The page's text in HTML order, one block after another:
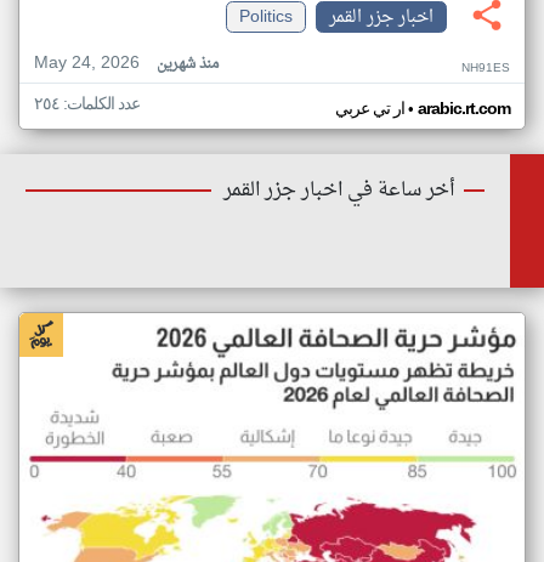
اخبار جزر القمر
Politics
May 24, 2026
منذ شهرين NH91ES
ار تي عربي• arabic.rt.com عدد الكلمات: ٢٥٤
أخر ساعة في اخبار جزر القمر